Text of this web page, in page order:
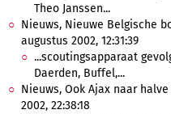
Theo Janssen...
Nieuws, Nieuwe Belgische
augustus 2002, 12:31:39
...scoutingsapparaat
Daerden, Buffel,...
Nieuws, Ook Ajax naar
2002, 22:38:18